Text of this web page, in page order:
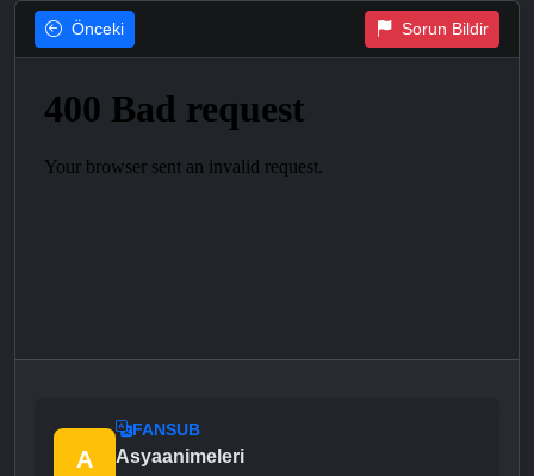
Önceki Sorun Bildir
A
FANSUB
Asyaanimeleri